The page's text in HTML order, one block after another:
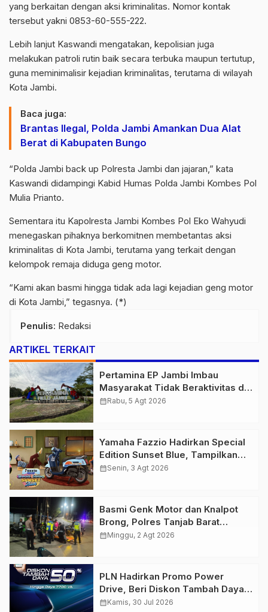
yang berkaitan dengan aksi kriminalitas. Nomor kontak
tersebut yakni 0853-60-555-222.
Lebih lanjut Kaswandi mengatakan, kepolisian juga
melakukan patroli rutin baik secara terbuka maupun tertutup,
guna meminimalisir kejadian kriminalitas, terutama di wilayah
Kota Jambi.
Baca juga:
Brantas Ilegal, Polda Jambi Amankan Dua Alat
Berat di Kabupaten Bungo
“Polda Jambi back up Polresta Jambi dan jajaran,” kata
Kaswandi didampingi Kabid Humas Polda Jambi Kombes Pol
Mulia Prianto.
Sementara itu Kapolresta Jambi Kombes Pol Eko Wahyudi
menegaskan pihaknya berkomitnen membetantas aksi
kriminalitas di Kota Jambi, terutama yang terkait dengan
kelompok remaja diduga geng motor.
“Kami akan basmi hingga tidak ada lagi kejadian geng motor
di Kota Jambi,” tegasnya. (*)
Penulis: Redaksi
ARTIKEL TERKAIT
Pertamina EP Jambi Imbau
Masyarakat Tidak Beraktivitas di
Atas Jalur Pipa Migas Demi
calendar_monthRabu, 5 Agt 2026
Yamaha Fazzio Hadirkan Special
Edition Sunset Blue, Tampilkan
Nuansa Retro Summer yang
calendar_monthSenin, 3 Agt 2026
Basmi Genk Motor dan Knalpot
Brong, Polres Tanjab Barat
Amankan Belasan Kendaraan
calendar_monthMinggu, 2 Agt 2026
PLN Hadirkan Promo Power
Drive, Beri Diskon Tambah Daya
50% di Ajang GIIAS 2026
calendar_monthKamis, 30 Jul 2026